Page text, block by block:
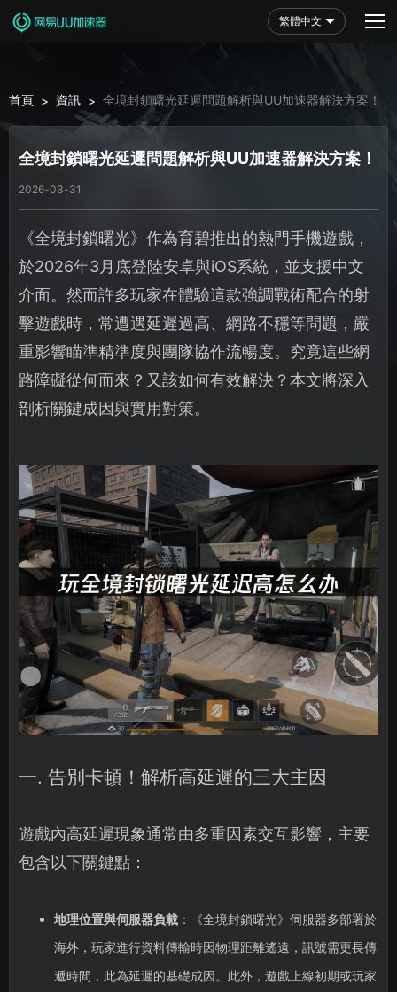
繁體中文
首頁 > 資訊 > 全境封鎖曙光延遲問題解析與UU加速器解決方案！
全境封鎖曙光延遲問題解析與UU加速器解決方案！
2026-03-31
《全境封鎖曙光》作為育碧推出的熱門手機遊戲，
於2026年3月底登陸安卓與iOS系統，並支援中文
介面。然而許多玩家在體驗這款強調戰術配合的射
擊遊戲時，常遭遇延遲過高、網路不穩等問題，嚴
重影響瞄準精準度與團隊協作流暢度。究竟這些網
路障礙從何而來？又該如何有效解決？本文將深入
剖析關鍵成因與實用對策。
一. 告別卡頓！解析高延遲的三大主因
遊戲內高延遲現象通常由多重因素交互影響，主要
包含以下關鍵點：
地理位置與伺服器負載：《全境封鎖曙光》伺服器多部署於
海外，玩家進行資料傳輸時因物理距離遙遠，訊號需更長傳
遞時間，此為延遲的基礎成因。此外，遊戲上線初期或玩家